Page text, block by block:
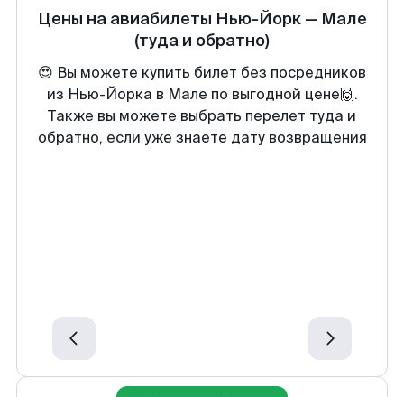
Цены на авиабилеты Нью-Йорк— Мале
(туда и обратно)
😍 Вы можете купить билет без посредников
из Нью-Йорка в Мале по выгодной цене🙌.
Также вы можете выбрать перелет туда и
обратно, если уже знаете дату возвращения